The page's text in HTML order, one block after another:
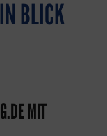
BLICK
MIT